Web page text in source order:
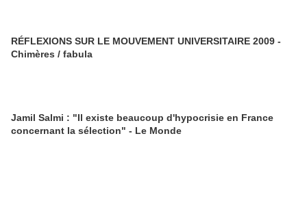
RÉFLEXIONS SUR LE MOUVEMENT UNIVERSITAIRE 2009 -
Chimères / fabula
Jamil Salmi : "Il existe beaucoup d'hypocrisie en France
concernant la sélection" - Le Monde